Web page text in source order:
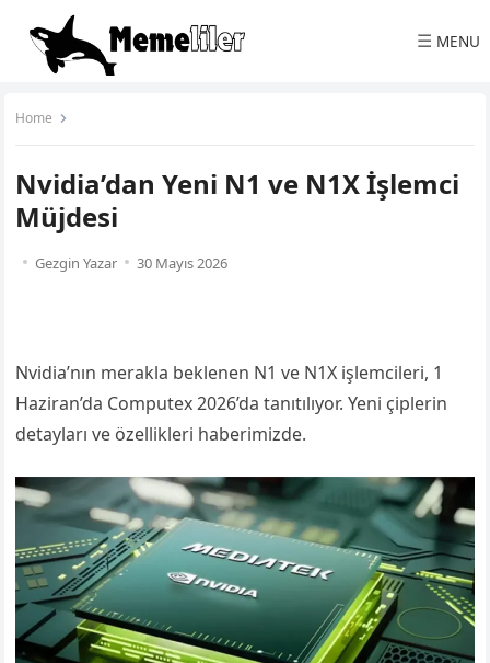
☰ MENU
Home
Nvidia’dan Yeni N1 ve N1X İşlemci
Müjdesi
Gezgin Yazar 30 Mayıs 2026
Nvidia’nın merakla beklenen N1 ve N1X işlemcileri, 1
Haziran’da Computex 2026’da tanıtılıyor. Yeni çiplerin
detayları ve özellikleri haberimizde.